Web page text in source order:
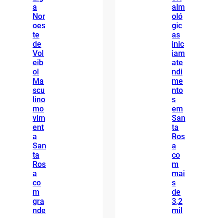
a
Nor
oes
te
de
Vol
eib
ol
Ma
scu
lino
mo
vim
ent
a
San
ta
Ros
a
co
m
gra
nde
alm
oló
gic
as
inic
iam
ate
ndi
me
nto
s
em
San
ta
Ros
a
co
m
mai
s
de
3,2
mil